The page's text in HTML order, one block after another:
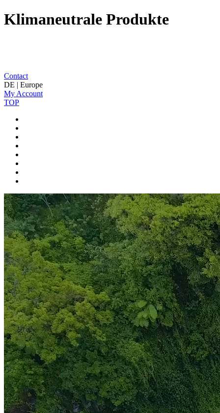
Klimaneutrale Produkte
Contact
DE | Europe
My Account
TOP